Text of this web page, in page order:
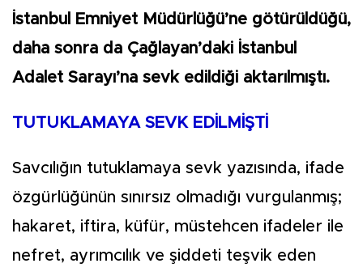
İstanbul Emniyet Müdürlüğü’ne götürüldüğü,
daha sonra da Çağlayan’daki İstanbul
Adalet Sarayı’na sevk edildiği aktarılmıştı.
TUTUKLAMAYA SEVK EDİLMİŞTİ
Savcılığın tutuklamaya sevk yazısında, ifade
özgürlüğünün sınırsız olmadığı vurgulanmış;
hakaret, iftira, küfür, müstehcen ifadeler ile
nefret, ayrımcılık ve şiddeti teşvik eden